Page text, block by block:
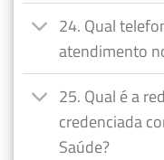
24. Qual
atendimento
25. Qual é a
credenciada
Saúde?